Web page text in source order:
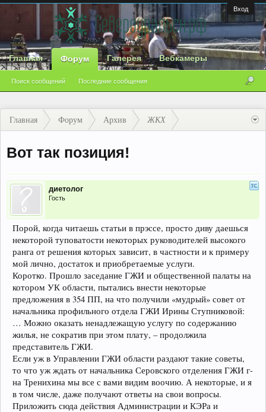
Вход
Главная Форум
Поиск сообщений Последние сообщения
Галерея Вебкамеры
Главная Форум Архив ЖКХ
Вот так позиция!
диетолог
Гость
Порой, когда читаешь статьи в прэссе, просто диву даешься
некоторой туповатости некоторых руководителей высокого
ранга от решения которых зависит, в частности и к примеру
мой лично, достаток и приобретаемые услуги.
Коротко. Прошло заседание ГЖИ и общественной палаты на
котором УК области, пытались внести некоторые
предложения в 354 ПП, на что получили «мудрый» совет от
начальника профильного отдела ГЖИ Ирины Ступниковой:
… Можно оказать ненадлежащую услугу по содержанию
жилья, не сократив при этом плату, – продолжила
представитель ГЖИ.
Если уж в Управлении ГЖИ области раздают такие советы,
то что уж ждать от начальника Серовского отделения ГЖИ г-
на Тренихина мы все с вами видим воочию. А некоторые, и я
в том числе, даже получают ответы на свои вопросы.
Приложить сюда действия Администрации и КЭРа и